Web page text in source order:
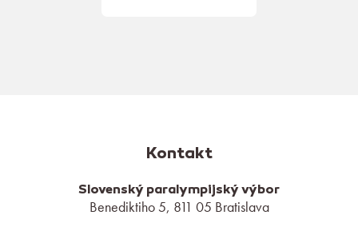
Kontakt
Slovenský paralympijský výbor
Benediktiho 5, 811 05 Bratislava